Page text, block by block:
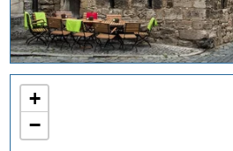
+
−